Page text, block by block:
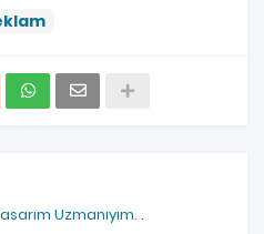
Uzmanıyım. .